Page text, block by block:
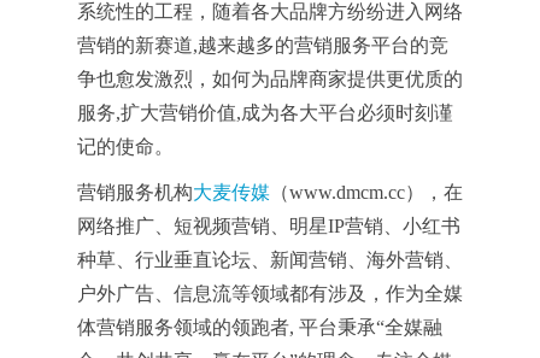
系统性的工程，随着各大品牌方纷纷进入网络
营销的新赛道,越来越多的营销服务平台的竞
争也愈发激烈，如何为品牌商家提供更优质的
服务,扩大营销价值,成为各大平台必须时刻谨
记的使命。
营销服务机构大麦传媒 （www.dmcm.cc），在
网络推广、短视频营销、明星IP营销、小红书
种草、行业垂直论坛、新闻营销、海外营销、
户外广告、信息流等领域都有涉及，作为全媒
体营销服务领域的领跑者, 平台秉承“全媒融